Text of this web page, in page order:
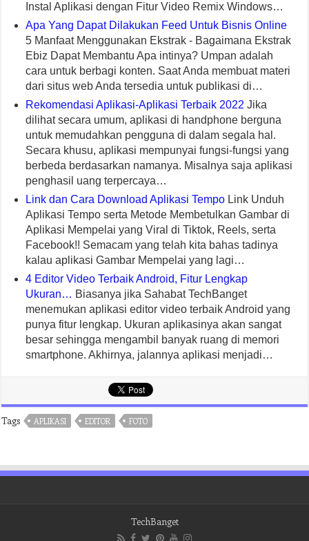
Instal Aplikasi dengan Fitur Video Remix Windows…
Apa Yang Dapat Dilakukan Feed Untuk Bisnis Online
5 Manfaat Menggunakan Ekstrak - Bagaimana Ekstrak
Ebiz Dapat Membantu Apa intinya? Umpan adalah
cara untuk berbagi konten. Saat Anda membuat materi
dari situs web Anda tersedia untuk publikasi di…
Rekomendasi Aplikasi-Aplikasi Terbaik 2022 Jika
dilihat secara umum, aplikasi di handphone berguna
untuk memudahkan pengguna di dalam segala hal.
Secara khusu, aplikasi mempunyai fungsi-fungsi yang
berbeda berdasarkan namanya. Misalnya saja aplikasi
penghasil uang terpercaya…
Link dan Cara Download Aplikasi Tempo Link Unduh
Aplikasi Tempo serta Metode Membetulkan Gambar di
Aplikasi Mempelai yang Viral di Tiktok, Reels, serta
Facebook!! Semacam yang telah kita bahas tadinya
kalau aplikasi Gambar Mempelai yang lagi…
4 Editor Video Terbaik Android, Fitur Lengkap
Ukuran… Biasanya jika Sahabat TechBanget
menemukan aplikasi editor video terbaik Android yang
punya fitur lengkap. Ukuran aplikasinya akan sangat
besar sehingga mengambil banyak ruang di memori
smartphone. Akhirnya, jalannya aplikasi menjadi…
Tags APLIKASI EDITOR FOTO
TechBanget